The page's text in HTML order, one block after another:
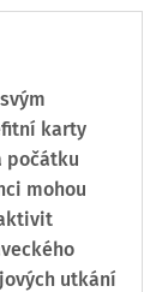
karty
počátku
mohou
utkání